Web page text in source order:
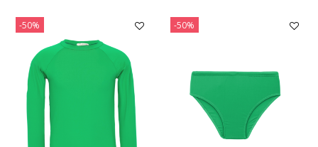
-50% -50%